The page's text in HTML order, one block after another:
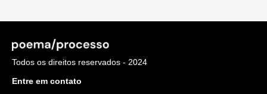
Todos os direitos reservados - 2024
Entre em contato